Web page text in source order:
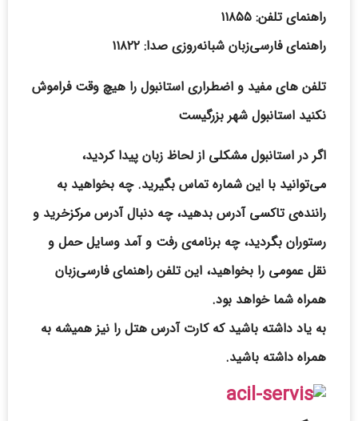
راهنمای تلفن: ۱۱۸۵۵
راهنمای فارسی‌زبان شبانه‌روزی صدا: ۱۱۸۲۲
تلفن های مفید و اضطراری استانبول را هیچ وقت فراموش
نکنید استانبول شهر بزرگیست
اگر در استانبول مشکلی از لحاظ زبان پیدا کردید،
می‌توانید با این شماره تماس بگیرید. چه بخواهید به
راننده‌ی تاکسی آدرس بدهید، چه دنبال آدرس مرکزخرید و
رستوران بگردید، چه برنامه‌ی رفت و آمد وسایل حمل و
نقل عمومی را بخواهید، این تلفن راهنمای فارسی‌زبان
همراه شما خواهد بود.
به یاد داشته باشید که کارت آدرس هتل را نیز همیشه به
همراه داشته باشید.